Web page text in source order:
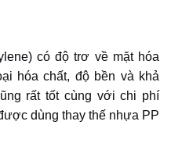
có độ trơ về mặt hóa
hóa chất, độ bền và khả
rất tốt cùng với chi phí
dùng thay thế nhựa PP